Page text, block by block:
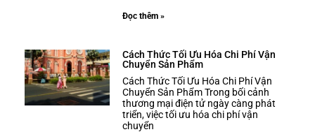
Đọc thêm »
Cách Thức Tối Ưu Hóa Chi Phí Vận
Chuyển Sản Phẩm
Cách Thức Tối Ưu Hóa Chi Phí Vận
Chuyển Sản Phẩm Trong bối cảnh
thương mại điện tử ngày càng phát
triển, việc tối ưu hóa chi phí vận
chuyển